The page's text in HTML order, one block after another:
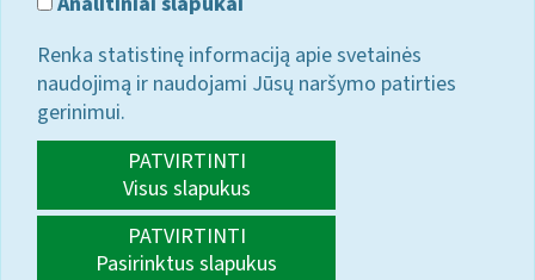
Renka statistinę informaciją apie svetainės
naudojimą ir naudojami Jūsų naršymo patirties
gerinimui.
PATVIRTINTI
Visus slapukus
PATVIRTINTI
Pasirinktus slapukus